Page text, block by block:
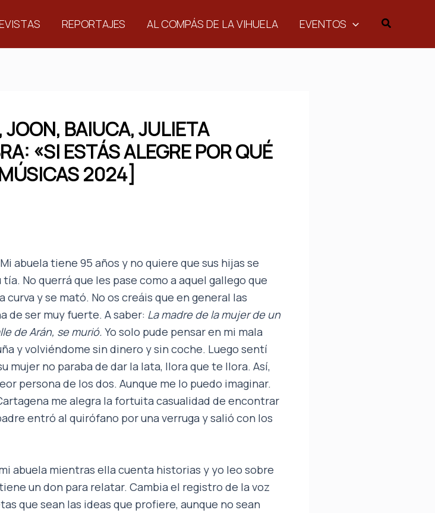
REPORTAJES AL COMPÁS DE LA VIHUELA EVENTOS Buscar
BAIUCA, JULIETA
«SI ESTÁS ALEGRE POR QUÉ
2024]
Mi abuela tiene 95 años y no quiere que sus hijas se
No querrá que les pase como a aquel gallego que
y se mató. No os creáis que en general las
de ser muy fuerte. A saber: La madre de la mujer de un
de Arán, se murió. Yo solo pude pensar en mi mala
y volviéndome sin dinero y sin coche. Luego sentí
mujer no paraba de dar la lata, llora que te llora. Así,
persona de los dos. Aunque me lo puedo imaginar.
me alegra la fortuita casualidad de encontrar
entró al quirófano por una verruga y salió con los
abuela mientras ella cuenta historias y yo leo sobre
un don para relatar. Cambia el registro de la voz
que sean las ideas que profiere, aunque no sean